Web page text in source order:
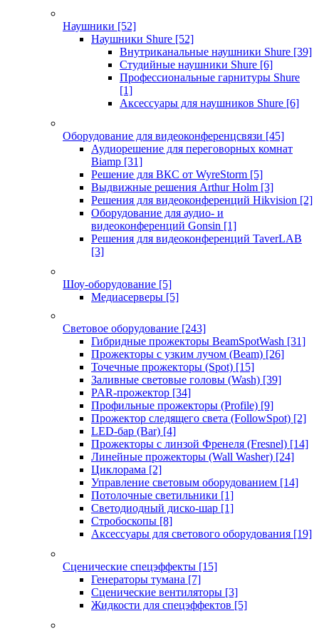
Наушники [52]
Наушники Shure [52]
Внутриканальные наушники Shure [39]
Студийные наушники Shure [6]
Профессиональные гарнитуры Shure
[1]
Аксессуары для наушников Shure [6]
Оборудование для видеоконференцсвязи [45]
Аудиорешение для переговорных комнат
Biamp [31]
Решение для ВКС от WyreStorm [5]
Выдвижные решения Arthur Holm [3]
Решения для видеоконференций Hikvision [2]
Оборудование для аудио- и
видеоконференций Gonsin [1]
Решения для видеоконференций TaverLAB
[3]
Шоу-оборудование [5]
Медиасерверы [5]
Световое оборудование [243]
Гибридные прожекторы BeamSpotWash [31]
Прожекторы с узким лучом (Beam) [26]
Точечные прожекторы (Spot) [15]
Заливные световые головы (Wash) [39]
PAR-прожектор [34]
Профильные прожекторы (Profile) [9]
Прожектор следящего света (FollowSpot) [2]
LED-бар (Bar) [4]
Прожекторы с линзой Френеля (Fresnel) [14]
Линейные прожекторы (Wall Washer) [24]
Циклорама [2]
Управление световым оборудованием [14]
Потолочные светильники [1]
Светодиодный диско-шар [1]
Стробоскопы [8]
Аксессуары для светового оборудования [19]
Сценические спецэффекты [15]
Генераторы тумана [7]
Сценические вентиляторы [3]
Жидкости для спецэффектов [5]